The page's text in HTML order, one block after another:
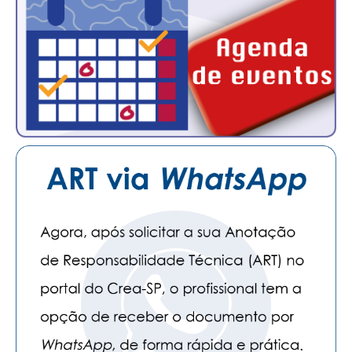
CAMPANHAS SALARIAIS
COMUNICAÇÃO
PALAVRA DO MURILO
NOTÍCIAS
JORNAL DO ENGENHEIRO
AGENDA
SEESP NOTÍCIAS
NOTÍCIAS NO WHATSAPP
FOTOS